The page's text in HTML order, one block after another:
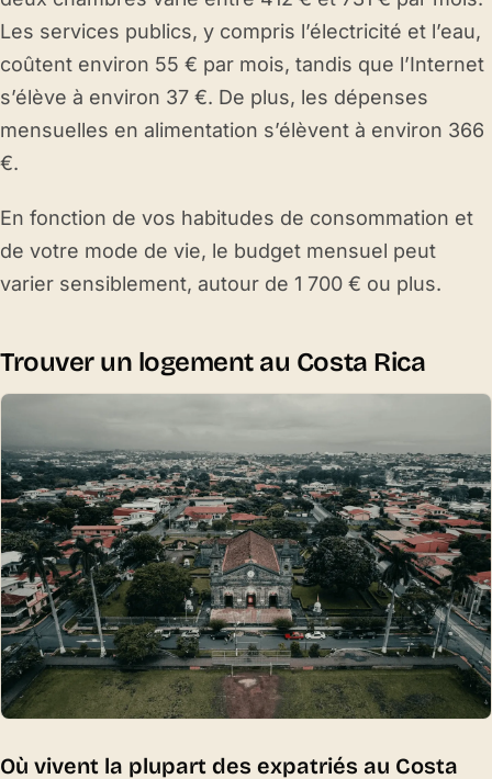
Les services publics, y compris l’électricité et l’eau,
coûtent environ 55 € par mois, tandis que l’Internet
s’élève à environ 37 €. De plus, les dépenses
mensuelles en alimentation s’élèvent à environ 366
€.
En fonction de vos habitudes de consommation et
de votre mode de vie, le budget mensuel peut
varier sensiblement, autour de 1 700 € ou plus.
Trouver un logement au Costa Rica
Où vivent la plupart des expatriés au Costa